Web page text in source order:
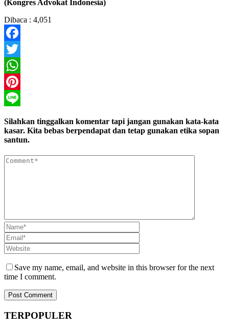
(Kongres Advokat Indonesia)
Dibaca : 4,051
Facebook
Twitter
WhatsApp
Pinterest
Silahkan tinggalkan komentar tapi jangan gunakan kata-kata
kasar. Kita bebas berpendapat dan tetap gunakan etika sopan
santun.
Save my name, email, and website in this browser for the next
time I comment.
TERPOPULER